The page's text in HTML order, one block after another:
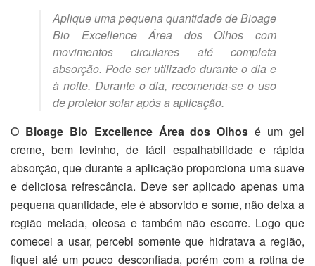
Aplique uma pequena quantidade de Bioage
Bio Excellence Área dos Olhos com
movimentos circulares até completa
absorção. Pode ser utilizado durante o dia e
à noite. Durante o dia, recomenda-se o uso
de protetor solar após a aplicação.
O Bioage Bio Excellence Área dos Olhos é um gel
creme, bem levinho, de fácil espalhabilidade e rápida
absorção, que durante a aplicação proporciona uma suave
e deliciosa refrescância. Deve ser aplicado apenas uma
pequena quantidade, ele é absorvido e some, não deixa a
região melada, oleosa e também não escorre. Logo que
comecei a usar, percebi somente que hidratava a região,
fiquei até um pouco desconfiada, porém com a rotina de